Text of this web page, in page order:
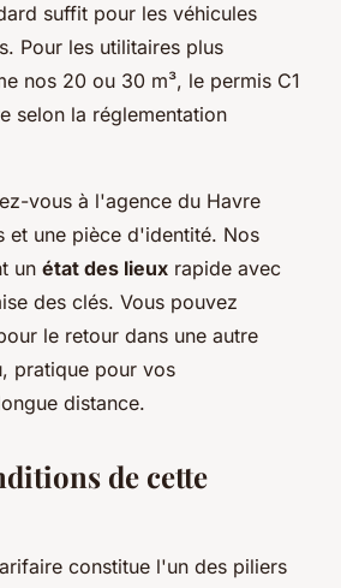
suffit pour les véhicules
Pour les utilitaires plus
nos 20 ou 30 m³, le permis C1
selon la réglementation
vous à l'agence du Havre
et une pièce d'identité. Nos
un état des lieux rapide avec
des clés. Vous pouvez
le retour dans une autre
pratique pour vos
distance.
de cette
constitue l'un des piliers